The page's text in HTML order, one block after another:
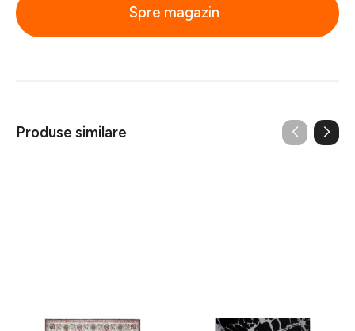
Spre magazin
Produse similare